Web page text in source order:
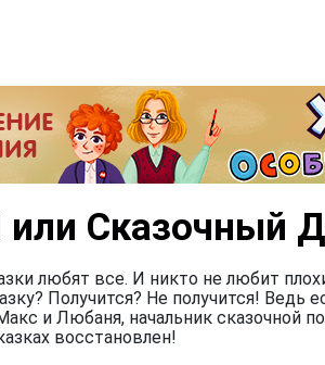
Сказочный
любят все. И никто не любит
Получится? Не получится!
и Любаня, начальник сказочной
восстановлен!